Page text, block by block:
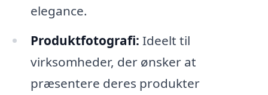
elegance.
Produktfotografi: Ideelt til
virksomheder, der ønsker at
præsentere deres produkter